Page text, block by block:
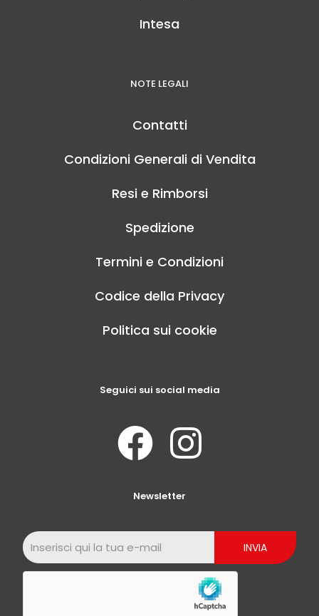
Intesa
NOTE LEGALI
Contatti
Condizioni Generali di Vendita
Resi e Rimborsi
Spedizione
Termini e Condizioni
Codice della Privacy
Politica sui cookie
Seguici sui social media
Newsletter